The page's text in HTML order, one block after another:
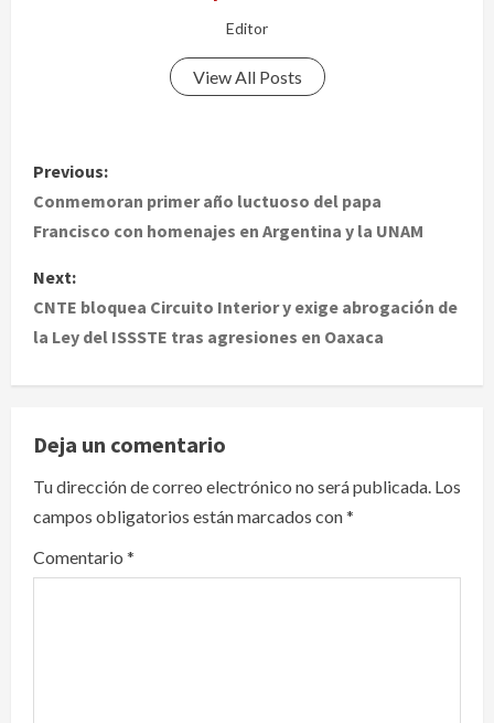
Editor
View All Posts
P
o
t
n
a
v
i
g
a
Previous:
Conmemoran primer año luctuoso del papa
Francisco con homenajes en Argentina y la UNAM
Next:
CNTE bloquea Circuito Interior y exige abrogación de
la Ley del ISSSTE tras agresiones en Oaxaca
Deja un comentario
Tu dirección de correo electrónico no será publicada. Los
campos obligatorios están marcados con*
Comentario *